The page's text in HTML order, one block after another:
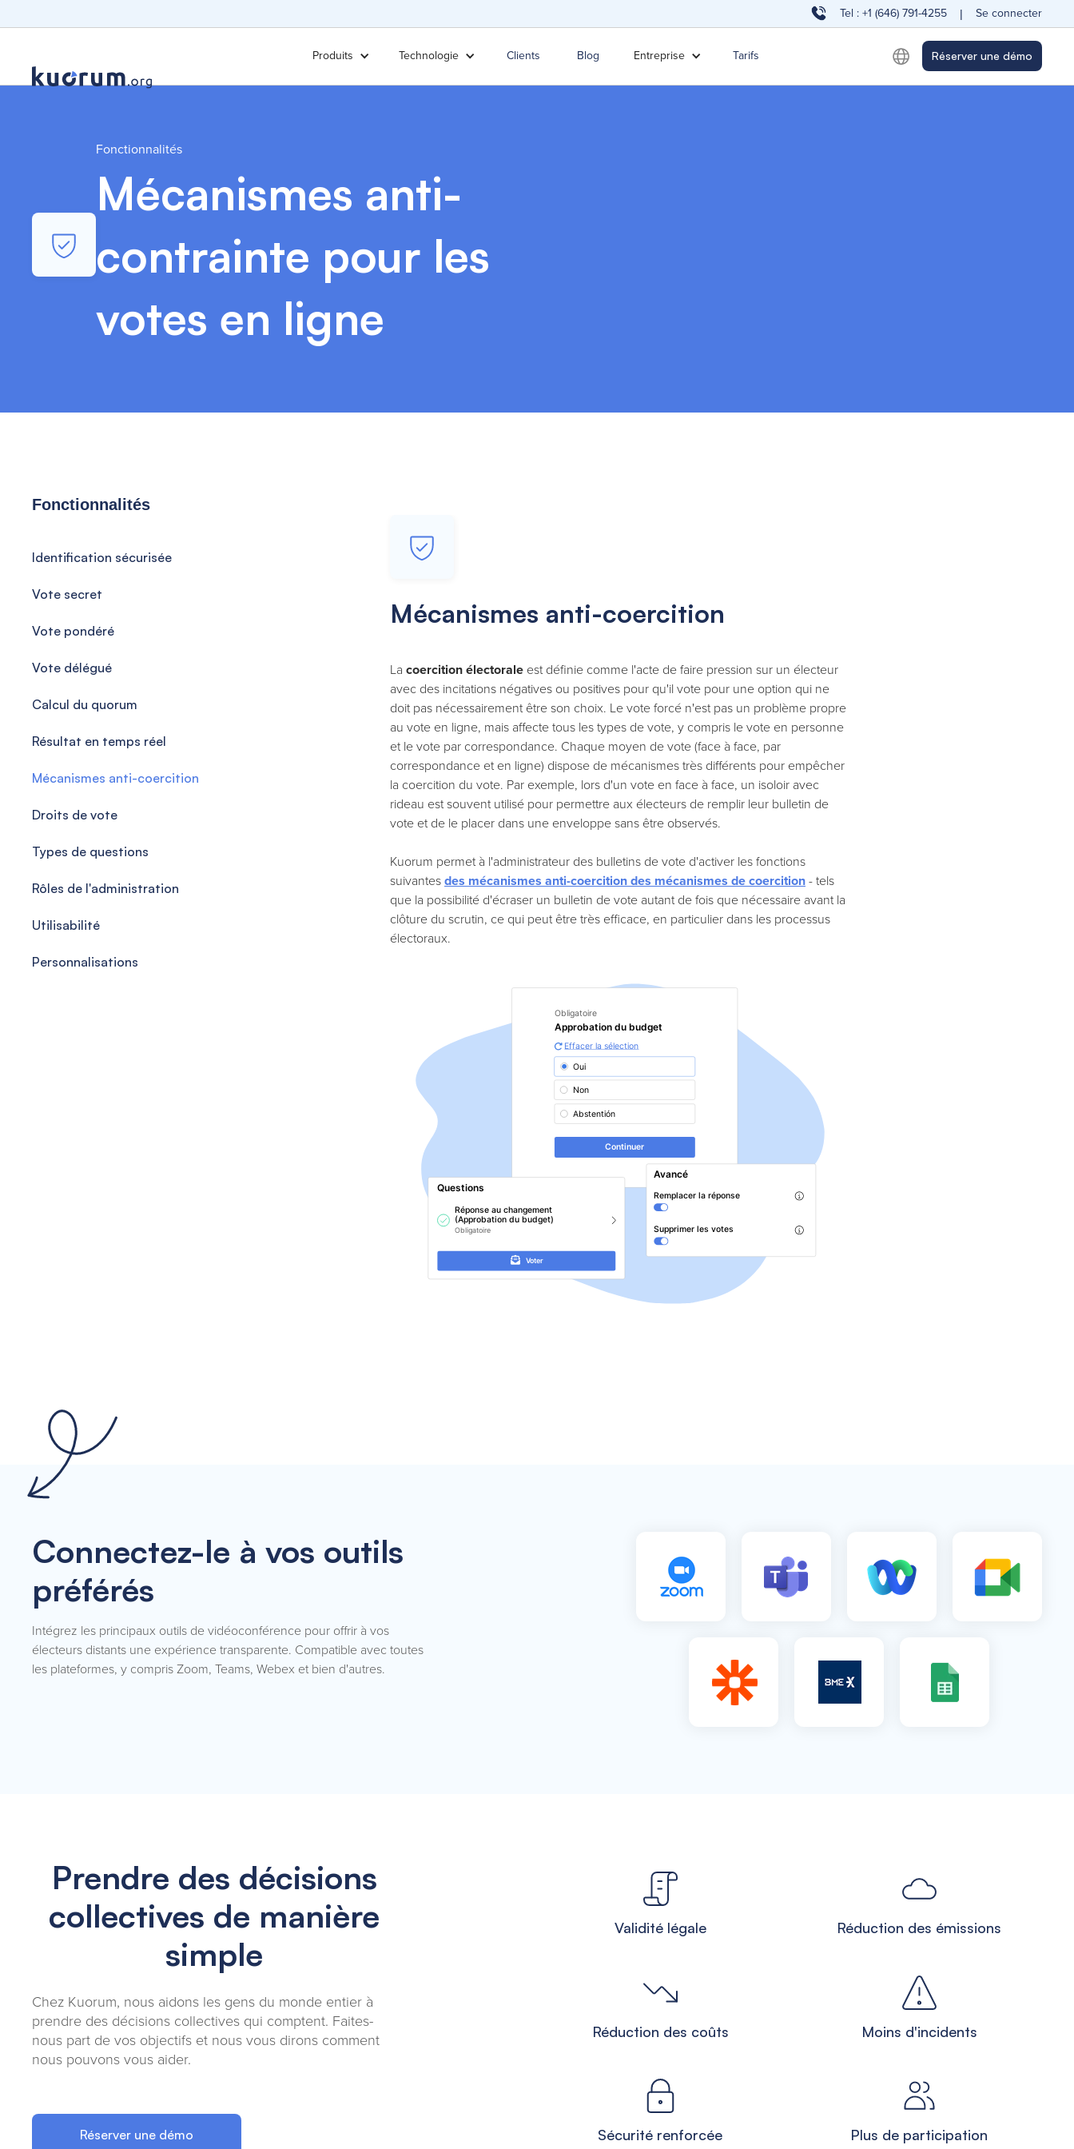
Tel : +1 (646) 791-4255 | Se connecter
Produits Technologie Clients Blog Entreprise Tarifs Réserver une démo
Fonctionnalités
Mécanismes anti-
contrainte pour les
votes en ligne
Fonctionnalités
Identification sécurisée
Vote secret
Vote pondéré
Vote délégué
Calcul du quorum
Résultat en temps réel
Mécanismes anti-coercition
Droits de vote
Types de questions
Rôles de l'administration
Utilisabilité
Personnalisations
Mécanismes anti-coercition
La coercition électorale est définie comme l'acte de faire pression sur un électeur
avec des incitations négatives ou positives pour qu'il vote pour une option qui ne
doit pas nécessairement être son choix. Le vote forcé n'est pas un problème propre
au vote en ligne, mais affecte tous les types de vote, y compris le vote en personne
et le vote par correspondance. Chaque moyen de vote (face à face, par
correspondance et en ligne) dispose de mécanismes très différents pour empêcher
la coercition du vote. Par exemple, lors d'un vote en face à face, un isoloir avec
rideau est souvent utilisé pour permettre aux électeurs de remplir leur bulletin de
vote et de le placer dans une enveloppe sans être observés.
Kuorum permet à l'administrateur des bulletins de vote d'activer les fonctions
suivantesdes mécanismes anti-coercitiondes mécanismes de coercition- tels
que la possibilité d'écraser un bulletin de vote autant de fois que nécessaire avant la
clôture du scrutin, ce qui peut être très efficace, en particulier dans les processus
électoraux.
Connectez-le à vos outils
préférés
Intégrez les principaux outils de vidéoconférence pour offrir à vos
électeurs distants une expérience transparente. Compatible avec toutes
les plateformes, y compris Zoom, Teams, Webex et bien d'autres.
Prendre des décisions
collectives de manière
simple
Chez Kuorum, nous aidons les gens du monde entier à
prendre des décisions collectives qui comptent. Faites-
nous part de vos objectifs et nous vous dirons comment
nous pouvons vous aider.
Réserver une démo
Validité légale Réduction des émissions
Réduction des coûts Moins d'incidents
Sécurité renforcée Plus de participation